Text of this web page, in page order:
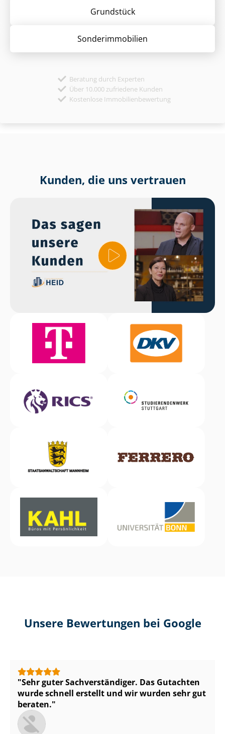
Grund­stück
Sonder­immobilien
Beratung durch Experten
Über 10.000 zufriedene Kunden
Kostenlose Immobilienbewertung
Kunden, die uns vertrauen
Unsere Bewertungen bei Google
Sehr guter Sach­ver­stän­di­ger. Das Gutachten
wurde schnell erstellt und wir wurden sehr gut
beraten.